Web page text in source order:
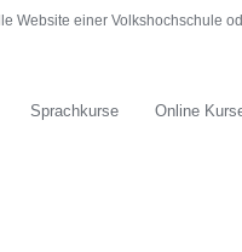
Website einer Volkshochschule
Sprachkurse Online